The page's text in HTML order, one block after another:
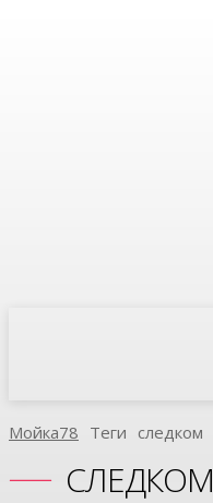
Мойка78 Теги Следком
СЛЕДКОМ